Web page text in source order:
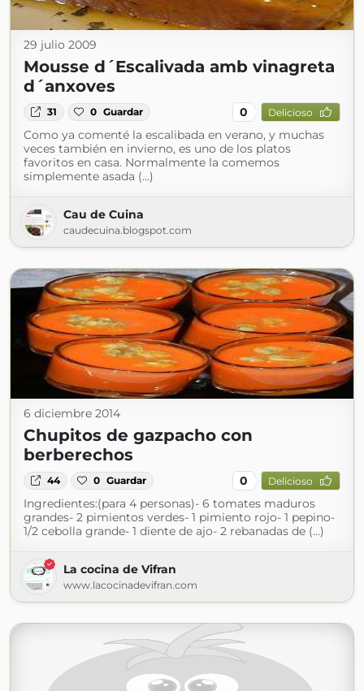
29 julio 2009
Mousse d´Escalivada amb vinagreta
d´anxoves
31 0 Guardar 0 Delicioso
Como ya comenté la escalibada en verano, y muchas
veces también en invierno, es uno de los platos
favoritos en casa. Normalmente la comemos
simplemente asada (...)
Cau de Cuina
caudecuina.blogspot.com
6 diciembre 2014
Chupitos de gazpacho con
berberechos
44 0 Guardar 0 Delicioso
Ingredientes:(para 4 personas)- 6 tomates maduros
grandes- 2 pimientos verdes- 1 pimiento rojo- 1 pepino-
1/2 cebolla grande- 1 diente de ajo- 2 rebanadas de (...)
La cocina de Vifran
www.lacocinadevifran.com